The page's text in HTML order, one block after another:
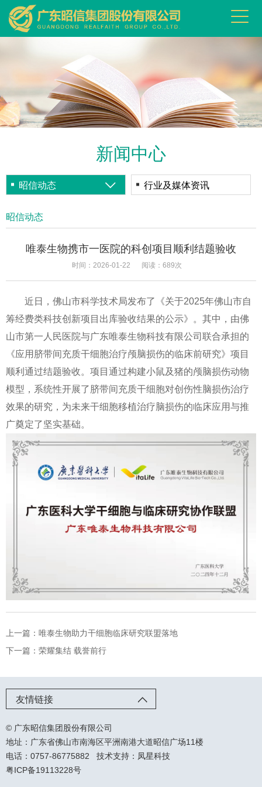
新闻中心
昭信动态 行业及媒体资讯
昭信动态
唯泰生物携市一医院的科创项目顺利结题验收
时间：2026-01-22 阅读：689次
近日，佛山市科学技术局发布了《关于2025年佛山市自
筹经费类科技创新项目出库验收结果的公示》。其中，由佛
山市第一人民医院与广东唯泰生物科技有限公司联合承担的
《应用脐带间充质干细胞治疗颅脑损伤的临床前研究》项目
顺利通过结题验收。项目通过构建小鼠及猪的颅脑损伤动物
模型，系统性开展了脐带间充质干细胞对创伤性脑损伤治疗
效果的研究，为未来干细胞移植治疗脑损伤的临床应用与推
广奠定了坚实基础。
上一篇：唯泰生物助力干细胞临床研究联盟落地
下一篇：荣耀集结 载誉前行
友情链接
© 广东昭信集团股份有限公司
地址：广东省佛山市南海区平洲南港大道昭信广场11楼
电话：0757-86775882 技术支持：凤星科技
粤ICP备19113228号